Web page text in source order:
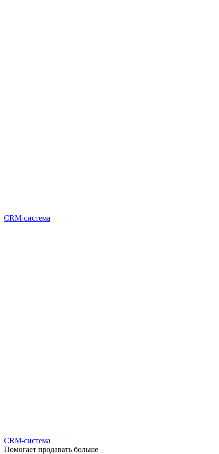
CRM-система
CRM-система
Помогает продавать больше